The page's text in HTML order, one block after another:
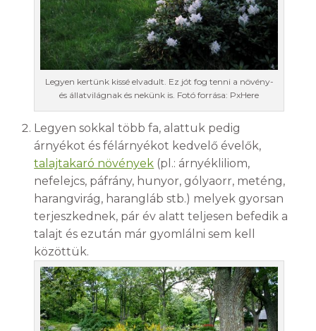
Legyen kertünk kissé elvadult. Ez jót fog tenni a növény-
és állatvilágnak és nekünk is. Fotó forrása: PxHere
Legyen sokkal több fa, alattuk pedig
árnyékot és félárnyékot kedvelő évelők,
talajtakaró növények (pl.: árnyékliliom,
nefelejcs, páfrány, hunyor, gólyaorr, meténg,
harangvirág, harangláb stb.) melyek gyorsan
terjeszkednek, pár év alatt teljesen befedik a
talajt és ezután már gyomlálni sem kell
közöttük.